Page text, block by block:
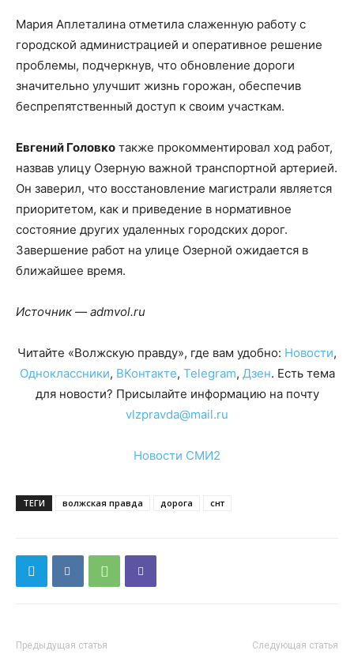
Мария Аплеталина отметила слаженную работу с
городской администрацией и оперативное решение
проблемы, подчеркнув, что обновление дороги
значительно улучшит жизнь горожан, обеспечив
беспрепятственный доступ к своим участкам.
Евгений Головко также прокомментировал ход работ,
назвав улицу Озерную важной транспортной артерией.
Он заверил, что восстановление магистрали является
приоритетом, как и приведение в нормативное
состояние других удаленных городских дорог.
Завершение работ на улице Озерной ожидается в
ближайшее время.
Источник — admvol.ru
Читайте «Волжскую правду», где вам удобно: Новости,
Одноклассники, ВКонтакте, Telegram, Дзен. Есть тема
для новости? Присылайте информацию на почту
vlzpravda@mail.ru
Новости СМИ2
ТЕГИ волжская правда дорога снт
Предыдущая статья Следующая статья